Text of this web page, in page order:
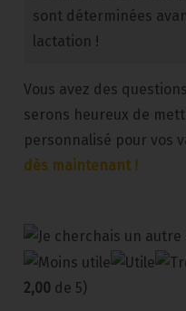
sont déterminées
lactation !
Vous avez des
serons heureux de
personnalisé pour vos
dès maintenant !
2,00 de 5)